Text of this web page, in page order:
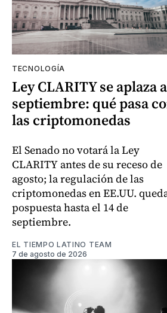
TECNOLOGÍA
Ley CLARITY se aplaza a
septiembre: qué pasa
las criptomonedas
El Senado no votará la Ley
CLARITY antes de su receso de
agosto; la regulación de las
criptomonedas en EE.UU.
pospuesta hasta el 14 de
septiembre.
EL TIEMPO LATINO TEAM
7 de agosto de 2026